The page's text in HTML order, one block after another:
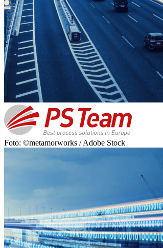
Foto: ©metamorworks / Adobe Stock